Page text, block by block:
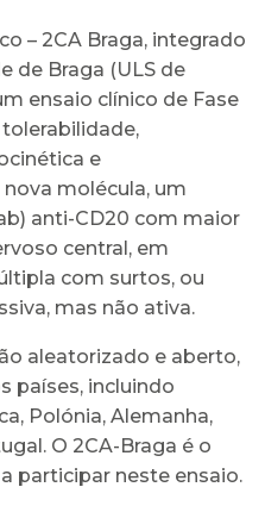
– 2CA Braga, integrado
de Braga (ULS de
ensaio clínico de Fase
tolerabilidade,
e
molécula, um
anti-CD20 com maior
central, em
com surtos, ou
mas não ativa.
aleatorizado e aberto,
países, incluindo
Polónia, Alemanha,
O 2CA-Braga é o
participar neste ensaio.